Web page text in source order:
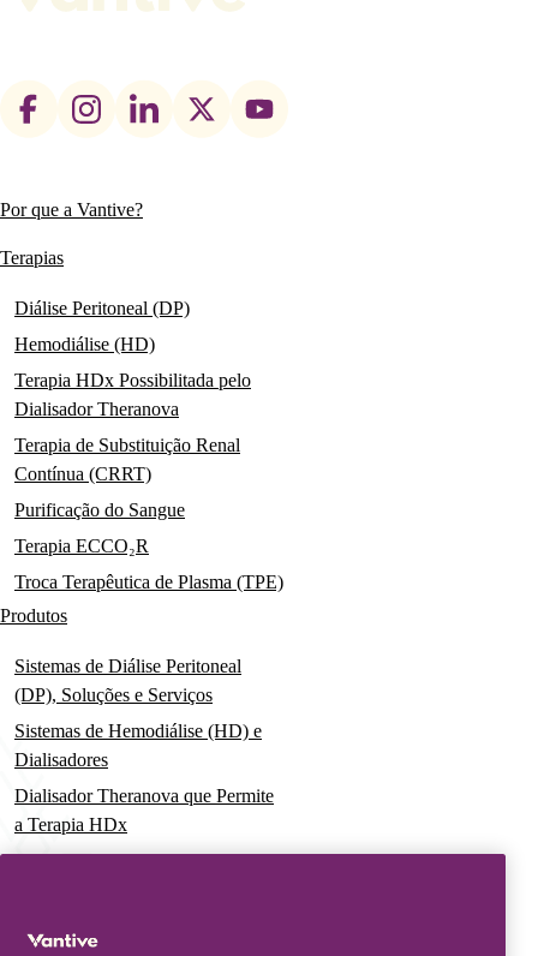
Footer
Main
navigation
Por que a Vantive?
Terapias
Diálise Peritoneal (DP)
Hemodiálise (HD)
Terapia HDx Possibilitada pelo
Dialisador Theranova
Terapia de Substituição Renal
Contínua (CRRT)
Purificação do Sangue
Terapia ECCO₂R
Troca Terapêutica de Plasma (TPE)
Produtos
Sistemas de Diálise Peritoneal
(DP), Soluções e Serviços
Sistemas de Hemodiálise (HD) e
Dialisadores
Dialisador Theranova que Permite
a Terapia HDx
Sistemas de Terapia Aguda